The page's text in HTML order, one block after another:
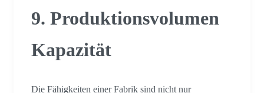
9. Produktionsvolumen
Kapazität
Die Fähigkeiten einer Fabrik sind nicht nur